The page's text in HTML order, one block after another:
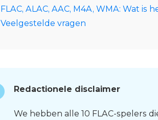
FLAC, ALAC, AAC, M4A, WMA: Wat is
Veelgestelde vragen
Redactionele disclaimer
We hebben alle 10 FLAC-spelers